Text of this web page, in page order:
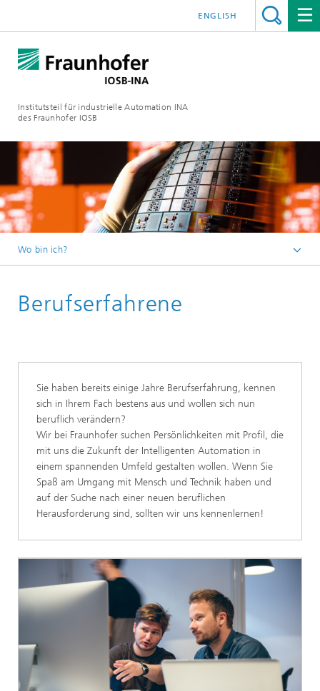
Institutsteil für industrielle Automation INA
des Fraunhofer IOSB
ENGLISH
Wo bin ich?
Jobs & Karriere in Lemgo
Berufserfahrene
Sie haben bereits einige Jahre Berufserfahrung, kennen
sich in Ihrem Fach bestens aus und wollen sich nun
beruflich verändern?
Wir bei Fraunhofer suchen Persönlichkeiten mit Profil, die
mit uns die Zukunft der Intelligenten Automation in
einem spannenden Umfeld gestalten wollen. Wenn Sie
Spaß am Umgang mit Mensch und Technik haben und
auf der Suche nach einer neuen beruflichen
Herausforderung sind, sollten wir uns kennenlernen!